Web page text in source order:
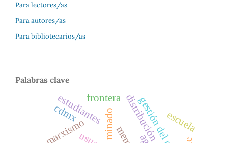
Para lectores/as
Para autores/as
Para bibliotecarios/as
Palabras clave
marxismo
cdmx minado escuela
estudiantesfrontera